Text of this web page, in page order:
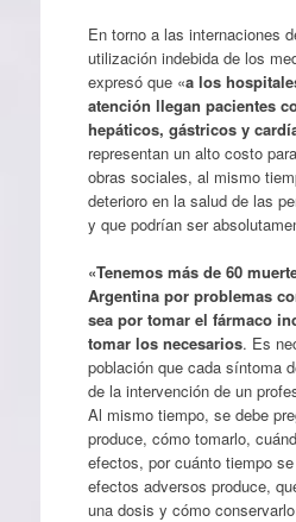
En torno a las internaciones
utilización indebida de los
expresó que «a los
atención llegan pacientes
hepáticos, gástricos y
representan un alto costo
obras sociales, al mismo
deterioro en la salud de las
y que podrían ser
«Tenemos más de 60
Argentina por problemas
sea por tomar el fármaco
tomar los necesarios. Es
población que cada síntoma
de la intervención de un
Al mismo tiempo, se debe
produce, cómo tomarlo,
efectos, por cuánto tiempo
efectos adversos produce,
una dosis y cómo